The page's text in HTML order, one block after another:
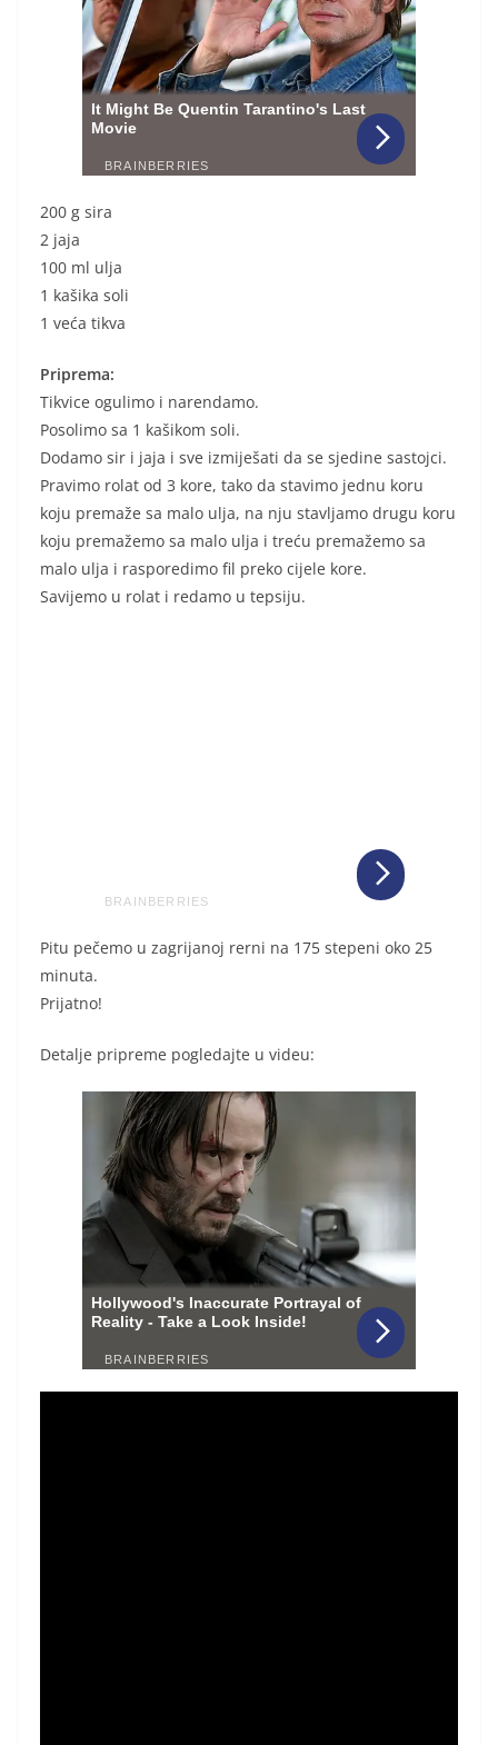
200 g sira
2 jaja
100 ml ulja
1 kašika soli
1 veća tikva
Priprema:
Tikvice ogulimo i narendamo.
Posolimo sa 1 kašikom soli.
Dodamo sir i jaja i sve izmiješati da se sjedine sastojci.
Pravimo rolat od 3 kore, tako da stavimo jednu koru
koju premaže sa malo ulja, na nju stavljamo drugu koru
koju premažemo sa malo ulja i treću premažemo sa
malo ulja i rasporedimo fil preko cijele kore.
Savijemo u rolat i redamo u tepsiju.
Pitu pečemo u zagrijanoj rerni na 175 stepeni oko 25
minuta.
Prijatno!
Detalje pripreme pogledajte u videu: